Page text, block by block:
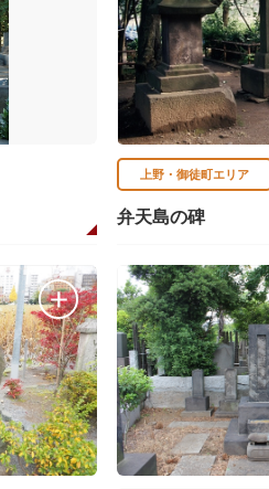
上野・御徒町エリア
弁天島の碑